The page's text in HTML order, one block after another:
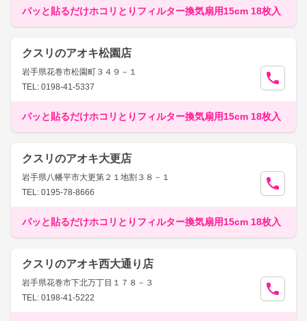
パッと貼るだけホコリとりフィルター換気扇用15cm 18枚入
クスリのアオキ松園店
岩手県花巻市松園町３４９－１
TEL: 0198-41-5337
パッと貼るだけホコリとりフィルター換気扇用15cm 18枚入
クスリのアオキ大更店
岩手県八幡平市大更第２１地割３８－１
TEL: 0195-78-8666
パッと貼るだけホコリとりフィルター換気扇用15cm 18枚入
クスリのアオキ西大通り店
岩手県花巻市下北万丁目１７８－３
TEL: 0198-41-5222